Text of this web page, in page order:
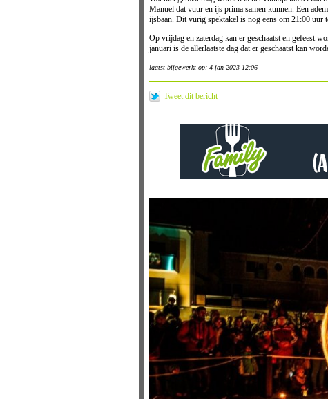
Manuel dat vuur en ijs prima samen kunnen. Een
ijsbaan. Dit vurig spektakel is nog eens om 21:00 uur
Op vrijdag en zaterdag kan er geschaatst en gefeest
januari is de allerlaatste dag dat er geschaatst kan
laatst bijgewerkt op: 4 jan 2023 12:06
Tweet dit bericht